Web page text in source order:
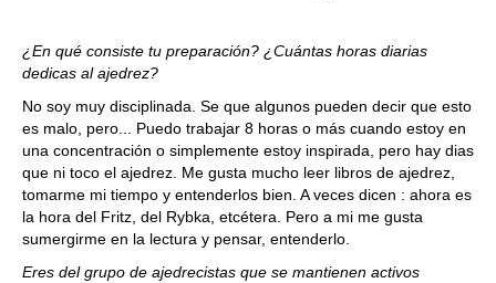
¿En qué consiste tu preparación? ¿Cuántas horas diarias
dedicas al ajedrez?
No soy muy disciplinada. Se que algunos pueden decir que esto
es malo, pero... Puedo trabajar 8 horas o más cuando estoy en
una concentración o simplemente estoy inspirada, pero hay dias
que ni toco el ajedrez. Me gusta mucho leer libros de ajedrez,
tomarme mi tiempo y entenderlos bien. A veces dicen : ahora es
la hora del Fritz, del Rybka, etcétera. Pero a mi me gusta
sumergirme en la lectura y pensar, entenderlo.
Eres del grupo de ajedrecistas que se mantienen activos